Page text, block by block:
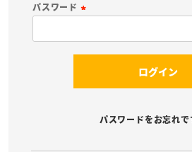
須
パスワード
ログイン
パスワードをお忘れで